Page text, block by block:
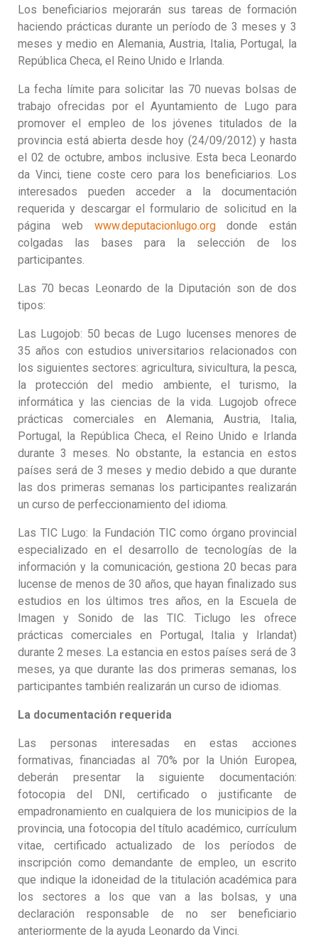
Los beneficiarios mejorarán sus tareas de formación
haciendo prácticas durante un período de 3 meses y 3
meses y medio en Alemania, Austria, Italia, Portugal, la
República Checa, el Reino Unido e Irlanda.
La fecha límite para solicitar las 70 nuevas bolsas de
trabajo ofrecidas por el Ayuntamiento de Lugo para
promover el empleo de los jóvenes titulados de la
provincia está abierta desde hoy (24/09/2012) y hasta
el 02 de octubre, ambos inclusive. Esta beca Leonardo
da Vinci, tiene coste cero para los beneficiarios. Los
interesados ​​pueden acceder a la documentación
requerida y descargar el formulario de solicitud en la
página web www.deputacionlugo.orgdonde están
colgadas las bases para la selección de los
participantes.
Las 70 becas Leonardo de la Diputación son de dos
tipos:
Las Lugojob: 50 becas de Lugo lucenses menores de
35 años con estudios universitarios relacionados con
los siguientes sectores: agricultura, sivicultura, la pesca,
la protección del medio ambiente, el turismo, la
informática y las ciencias de la vida. Lugojob ofrece
prácticas comerciales en Alemania, Austria, Italia,
Portugal, la República Checa, el Reino Unido e Irlanda
durante 3 meses. No obstante, la estancia en estos
países será de 3 meses y medio debido a que durante
las dos primeras semanas los participantes realizarán
un curso de perfeccionamiento del idioma.
Las TIC Lugo: la Fundación TIC como órgano provincial
especializado en el desarrollo de tecnologías de la
información y la comunicación, gestiona 20 becas para
lucense de menos de 30 años, que hayan finalizado sus
estudios en los últimos tres años, en la Escuela de
Imagen y Sonido de las TIC. Ticlugo les ofrece
prácticas comerciales en Portugal, Italia y Irlandat)
durante 2 meses. La estancia en estos países será de 3
meses, ya que durante las dos primeras semanas, los
participantes también realizarán un curso de idiomas.
La documentación requerida
Las personas interesadas en estas acciones
formativas, financiadas al 70% por la Unión Europea,
deberán presentar la siguiente documentación:
fotocopia del DNI, certificado o justificante de
empadronamiento en cualquiera de los municipios de la
provincia, una fotocopia del título académico, currículum
vitae, certificado actualizado de los períodos de
inscripción como demandante de empleo, un escrito
que indique la idoneidad de la titulación académica para
los sectores a los que van a las bolsas, y una
declaración responsable de no ser beneficiario
anteriormente de la ayuda Leonardo da Vinci.